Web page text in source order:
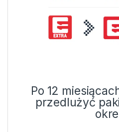
Po 12
przedlużyć